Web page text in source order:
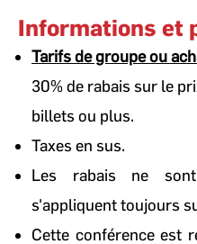
Informations et
Tarifs de groupe ou
30% de rabais sur le
billets ou plus.
Taxes en sus.
Les rabais ne
s'appliquent toujours
Cette conférence est